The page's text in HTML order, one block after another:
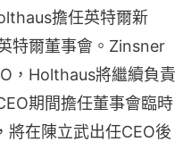
擔任英特爾新
特爾董事會。Zinsner
，Holthaus將繼續負責
期間擔任董事會臨時
在陳立武出任CEO後